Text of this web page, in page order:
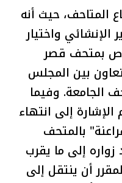
المتاحف، حيث أنه
الإنشائي واختيار
بمتحف قصر
بين المجلس
الجامعة. وفيما
إلى انتهاء
بالمتحف
إلى ما يقرب
المقرر أن ينتقل إلى